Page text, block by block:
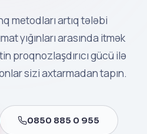
metodları artıq tələbi
yığınları arasında itmək
proqnozlaşdırıcı gücü ilə
sizi axtarmadan tapın.
0850 885 0 955